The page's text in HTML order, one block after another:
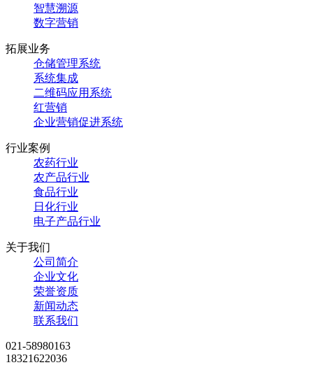
智慧溯源
数字营销
拓展业务
仓储管理系统
系统集成
二维码应用系统
红营销
企业营销促进系统
行业案例
农药行业
农产品行业
食品行业
日化行业
电子产品行业
关于我们
公司简介
企业文化
荣誉资质
新闻动态
联系我们
021-58980163
18321622036